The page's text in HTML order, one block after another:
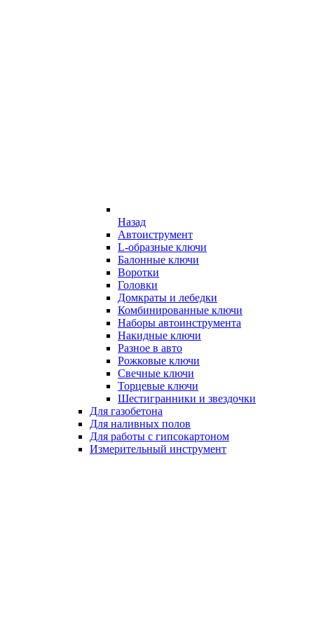
Назад
Автоиструмент
L-образные ключи
Балонные ключи
Воротки
Головки
Домкраты и лебедки
Комбинированные ключи
Наборы автоинструмента
Накидные ключи
Разное в авто
Рожковые ключи
Свечные ключи
Торцевые ключи
Шестигранники и звездочки
Для газобетона
Для наливных полов
Для работы с гипсокартоном
Измерительный инструмент